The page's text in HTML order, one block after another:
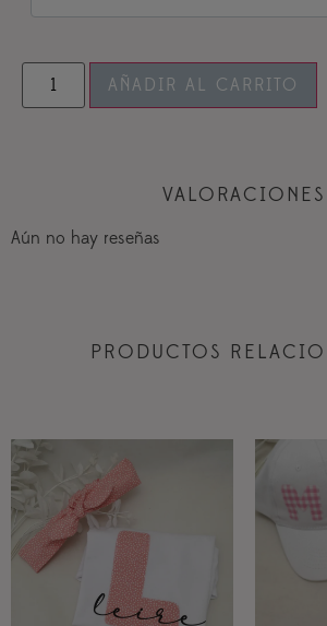
AÑADIR AL CARRITO
VALORACIONES
Aún no hay reseñas
PRODUCTOS